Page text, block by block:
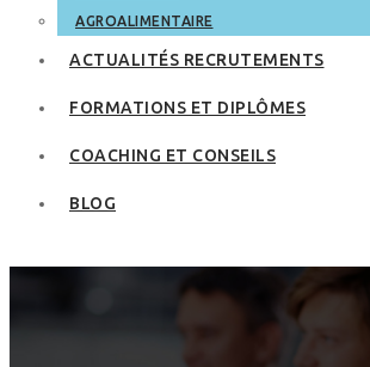
AGROALIMENTAIRE
ACTUALITÉS RECRUTEMENTS
FORMATIONS ET DIPLÔMES
COACHING ET CONSEILS
BLOG